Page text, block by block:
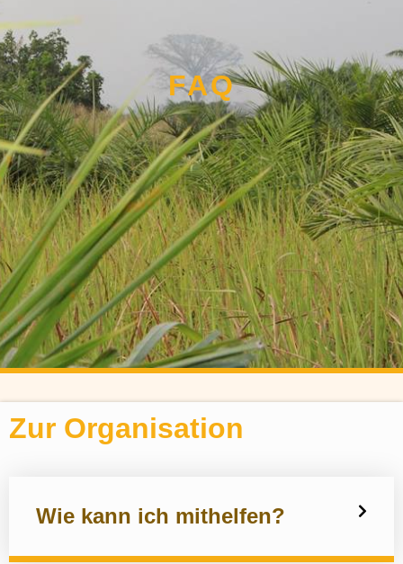
FAQ
Zur Organisation
Wie kann ich mithelfen?